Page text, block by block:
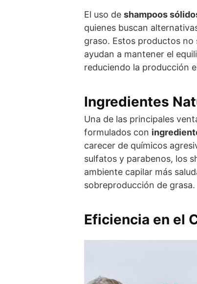
El uso de shampoos
quienes buscan
graso. Estos productos no
ayudan a mantener el
reduciendo la producción
Ingredientes
Una de las principales
formulados con
carecer de químicos
sulfatos y parabenos, los
ambiente capilar más
sobreproducción de grasa.
Eficiencia en el